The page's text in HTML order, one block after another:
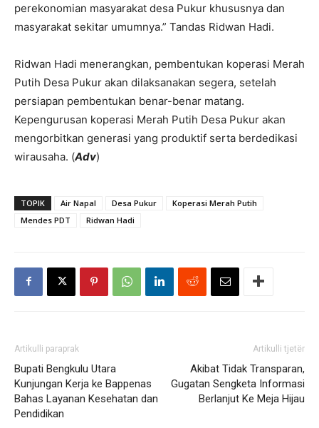
perekonomian masyarakat desa Pukur khususnya dan
masyarakat sekitar umumnya.” Tandas Ridwan Hadi.
Ridwan Hadi menerangkan, pembentukan koperasi Merah
Putih Desa Pukur akan dilaksanakan segera, setelah
persiapan pembentukan benar-benar matang.
Kepengurusan koperasi Merah Putih Desa Pukur akan
mengorbitkan generasi yang produktif serta berdedikasi
wirausaha. (Adv)
TOPIK Air Napal Desa Pukur
Koperasi Merah Putih
Mendes PDT
Ridwan Hadi
Artikulli paraprak
Bupati Bengkulu Utara
Kunjungan Kerja ke Bappenas
Bahas Layanan Kesehatan dan
Pendidikan
Artikulli tjetër
Akibat Tidak Transparan,
Gugatan Sengketa Informasi
Berlanjut Ke Meja Hijau